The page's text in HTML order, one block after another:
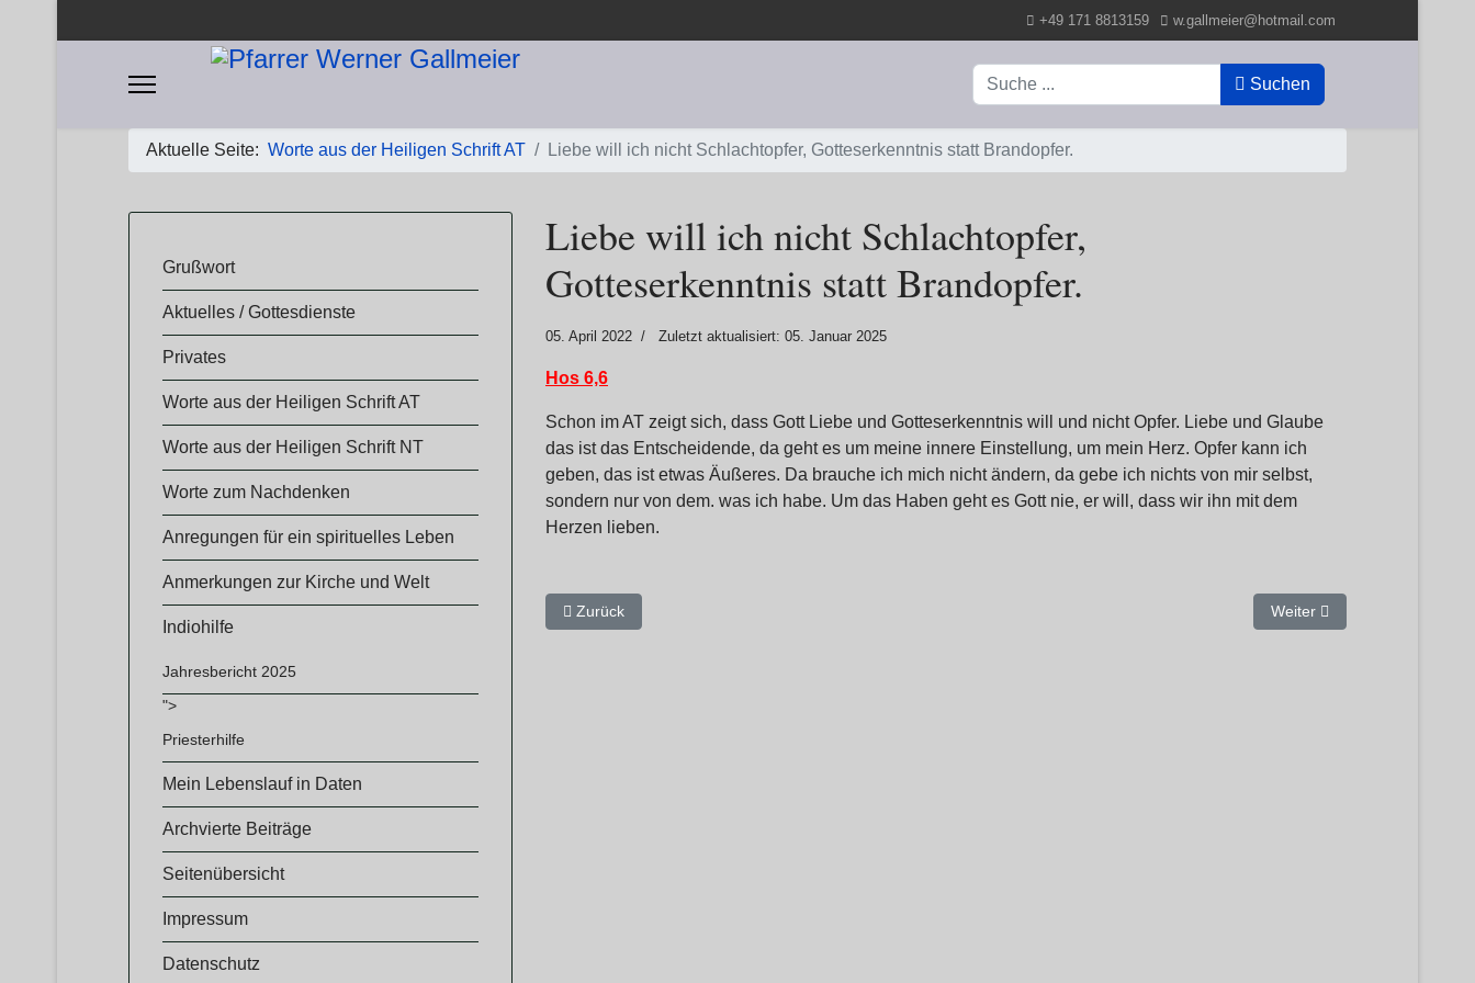
+49 171 8813159 w.gallmeier@hotmail.com
Suchen Suchen
Aktuelle Seite: Worte aus der Heiligen Schrift AT Liebe will ich nicht Schlachtopfer, Gotteserkenntnis statt Brandopfer.
​​Grußwort
Aktuelles / Gottesdienste
Privates
Worte aus der Heiligen Schrift AT
Worte aus der Heiligen Schrift NT
Worte zum Nachdenken
Anregungen für ein spirituelles Leben
Anmerkungen zur Kirche und Welt
Indiohilfe
Jahresbericht 2025
">
Priesterhilfe
Mein Lebenslauf in Daten
Archvierte Beiträge
Seitenübersicht
Impressum
Datenschutz
Liebe will ich nicht Schlachtopfer,
Gotteserkenntnis statt Brandopfer.
05. April 2022 Zuletzt aktualisiert: 05. Januar 2025
Hos 6,6
Schon im AT zeigt sich, dass Gott Liebe und Gotteserkenntnis will und nicht Opfer. Liebe und Glaube
das ist das Entscheidende, da geht es um meine innere Einstellung, um mein Herz. Opfer kann ich
geben, das ist etwas Äußeres. Da brauche ich mich nicht ändern, da gebe ich nichts von mir selbst,
sondern nur von dem. was ich habe. Um das Haben geht es Gott nie, er will, dass wir ihn mit dem
Herzen lieben.
Vorheriger Beitrag: Gott, du hast also an mich gedacht; du lässt die nicht im Stich, die dich lieben.
Zurück Nächster Beitrag: Zerreißt
Weiter